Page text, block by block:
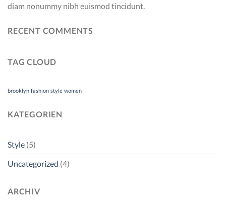
diam nonummy nibh euismod tincidunt.
RECENT COMMENTS
TAG CLOUD
brooklyn fashion style women
KATEGORIEN
Style (5)
Uncategorized (4)
ARCHIV